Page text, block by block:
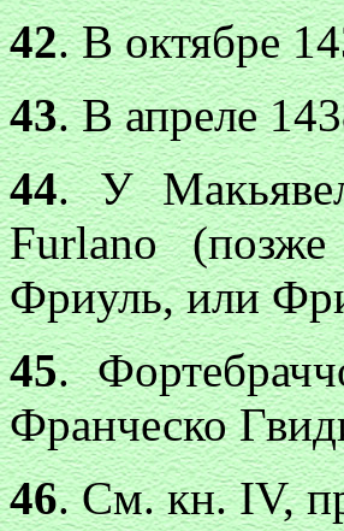
42. В октябре
43. В апреле
44. У
Furlano
Фриуль, или
45.
Франческо
46. См. кн. IV,